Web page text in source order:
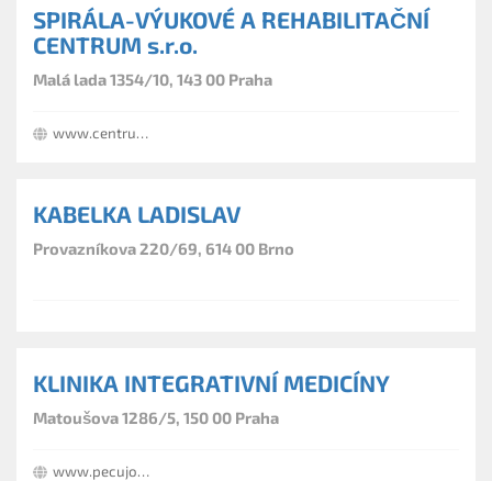
SPIRÁLA-VÝUKOVÉ A REHABILITAČNÍ
CENTRUM s.r.o.
Malá lada 1354/10, 143 00 Praha
www.centrumspirala.cz
KABELKA LADISLAV
Provazníkova 220/69, 614 00 Brno
KLINIKA INTEGRATIVNÍ MEDICÍNY
Matoušova 1286/5, 150 00 Praha
www.pecujosebe.cz